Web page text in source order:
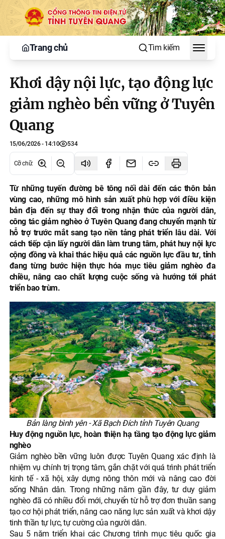
Trang chủ Tìm kiếm
Toggle
Khơi dậy nội lực, tạo động lực
giảm nghèo bền vững ở Tuyên
Quang
15/06/2026 - 14:10 534
Cỡ chữ:
Từ những tuyến đường bê tông nối dài đến các thôn bản
vùng cao, những mô hình sản xuất phù hợp với điều kiện
bản địa đến sự thay đổi trong nhận thức của người dân,
công tác giảm nghèo ở Tuyên Quang đang chuyển mạnh từ
hỗ trợ trước mắt sang tạo nền tảng phát triển lâu dài. Với
cách tiếp cận lấy người dân làm trung tâm, phát huy nội lực
cộng đồng và khai thác hiệu quả các nguồn lực đầu tư, tỉnh
đang từng bước hiện thực hóa mục tiêu giảm nghèo đa
chiều, nâng cao chất lượng cuộc sống và hướng tới phát
triển bao trùm.
Bản làng bình yên - Xã Bạch Đích tỉnh Tuyên Quang
Huy động nguồn lực, hoàn thiện hạ tầng tạo động lực giảm
nghèo
Giảm nghèo bền vững luôn được Tuyên Quang xác định là
nhiệm vụ chính trị trọng tâm, gắn chặt với quá trình phát triển
kinh tế - xã hội, xây dựng nông thôn mới và nâng cao đời
sống Nhân dân. Trong những năm gần đây, tư duy giảm
nghèo đã có nhiều đổi mới, chuyển từ hỗ trợ đơn thuần sang
tạo cơ hội phát triển, nâng cao năng lực sản xuất và khơi dậy
tinh thần tự lực, tự cường của người dân.
Sau 5 năm triển khai các Chương trình mục tiêu quốc gia